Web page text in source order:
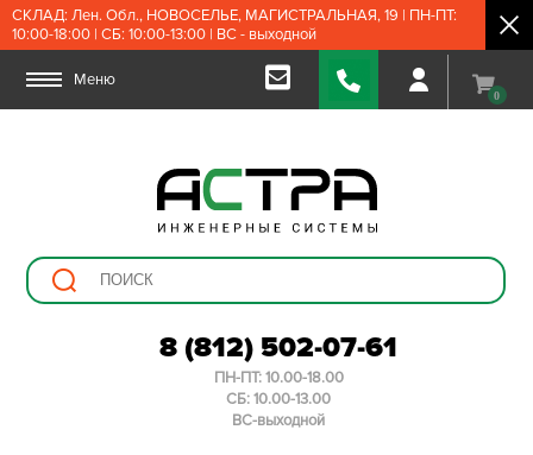
СКЛАД: Лен. Обл., НОВОСЕЛЬЕ, МАГИСТРАЛЬНАЯ, 19 | ПН-ПТ:
10:00-18:00 | СБ: 10:00-13:00 | ВС - выходной
Меню
0
8 (812) 502-07-61
ПН-ПТ: 10.00-18.00
СБ: 10.00-13.00
ВС-выходной